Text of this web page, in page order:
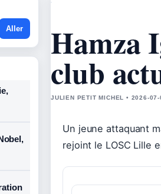
Hamza
club
JULIEN PETIT MICHEL • 2026-07-
Un jeune attaquant
rejoint le LOSC Lille
Aller